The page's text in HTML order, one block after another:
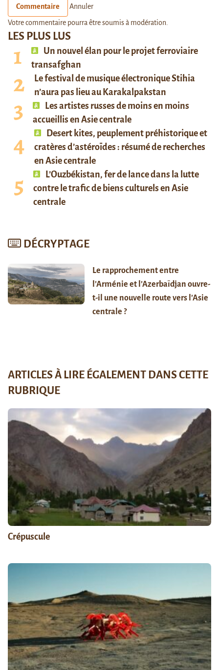
LES PLUS LUS
Un nouvel élan pour le projet ferroviaire
transafghan
Le festival de musique électronique Stihia
n’aura pas lieu au Karakalpakstan
Les artistes russes de moins en moins
accueillis en Asie centrale
Desert kites, peuplement préhistorique et
cratères d’astéroïdes : résumé de recherches
en Asie centrale
L’Ouzbékistan, fer de lance dans la lutte
contre le trafic de biens culturels en Asie
centrale
DÉCRYPTAGE
Le rapprochement entre
l’Arménie et l’Azerbaïdjan ouvre-
t-il une nouvelle route vers l’Asie
centrale ?
Commentaire Annuler
Votre commentaire pourra être soumis à modération.
ARTICLES À LIRE ÉGALEMENT DANS CETTE
RUBRIQUE
Crépuscule